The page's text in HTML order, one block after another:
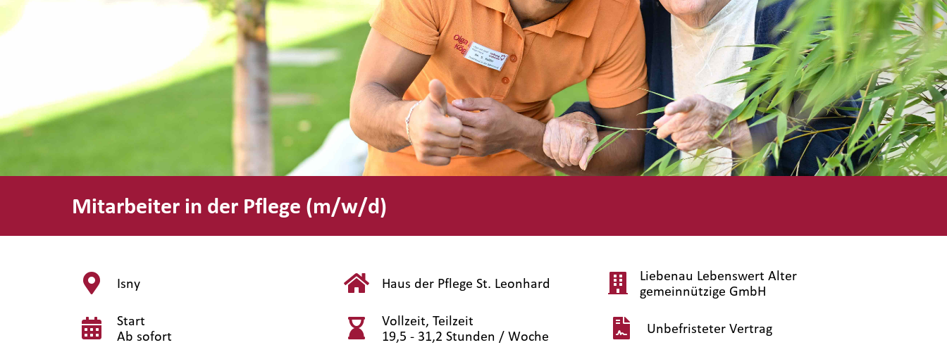
Mitarbeiter in der Pflege (m/w/d)
Isny Haus der Pflege St. Leonhard
Liebenau Lebenswert Alter
gemeinnützige GmbH
Start
Ab sofort
Vollzeit, Teilzeit
19,5 - 31,2 Stunden / Woche
Unbefristeter Vertrag